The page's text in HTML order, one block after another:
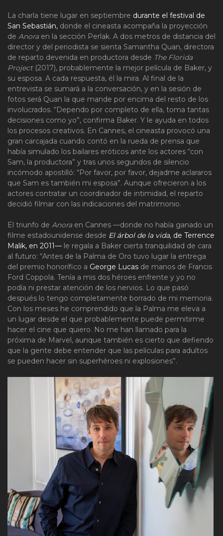
La charla tiene lugar en septiembre durante el festival de
San Sebastián, donde el cineasta acompaña la proyección
de Anora en la sección Perlak. A dos metros de distancia del
director y del periodista se sienta Samantha Quan, directora
de reparto devenida en productora desde The Florida
Project(2017), probablemente la mejor película de Baker, y
su esposa. A cada respuesta, él la mira. Al final de la
entrevista se sumará a la conversación, y en la sesión de
fotos será Quan la que mande por encima del resto de los
involucrados. “Dependo por completo de ella, toma tantas
decisiones como yo”, confirma Baker. Y le ayuda en todos
los procesos creativos. En Cannes, el cineasta provocó una
gran carcajada cuando contó en la rueda de prensa que
había simulado los bailares eróticos ante los actores “con
Sam, la productora” y tras unos segundos de silencio
incómodo apostilló: “Por favor, por favor, dejadme aclararos
que Sam es también mi esposa”. Aunque ofrecieron a los
actores contratar un coordinador de intimidad, el reparto
decidió filmar con las indicaciones del matrimonio.
El triunfo de Anora en Cannes —donde no había ganado un
filme estadounidense desde El árbol de la vida, de Terrence
Malik, en 2011— le regala a Baker cierta tranquilidad de cara
al futuro: “Antes de la Palma de Oro tuvo lugar la entrega
del premio honorífico a George Lucas de manos de Francis
Ford Coppola. Tenía a mis dos héroes enfrente y yo no
podía ni prestar atención de los nervios. Lo que pasó
después lo tengo completamente borrado de mi memoria.
Con los meses he comprendido que la Palma me eleva a
un lugar desde el que probablemente puede permitirme
hacer el cine que quiero. No me han llamado para la
próxima de Marvel, aunque también es cierto que defiendo
que la gente debe entender que las películas para adultos
se pueden hacer sin superhéroes ni explosiones”.